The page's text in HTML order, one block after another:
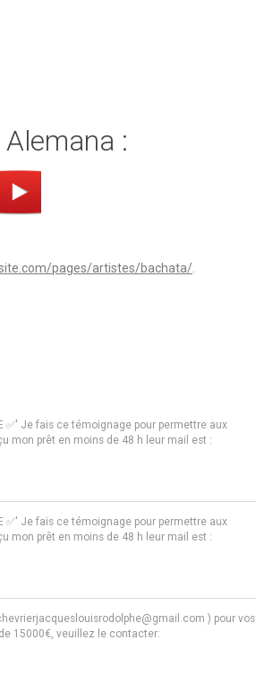
:
pages/artistes/bachata/
✅' Je fais ce témoignage pour permettre aux
mon prêt en moins de 48 h leur mail est :
✅' Je fais ce témoignage pour permettre aux
mon prêt en moins de 48 h leur mail est :
) pour vos
15000€, veuillez le contacter: